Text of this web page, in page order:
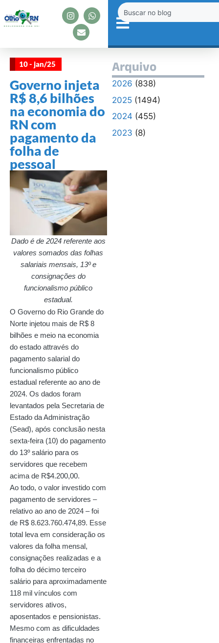
10 - jan/25
Governo injeta
R$ 8,6 bilhões
na economia do
RN com
pagamento da
folha de
pessoal
Dado é de 2024 referente aos
valores somados das folhas
salariais mensais, 13º e
consignações do
funcionalismo público
estadual.
O Governo do Rio Grande do
Norte injetou mais de R$ 8
bilhões e meio na economia
do estado attravés do
pagamento salarial do
funcionalismo público
estadual referente ao ano de
2024. Os dados foram
levantados pela Secretaria de
Estado da Administração
(Sead), após conclusão nesta
sexta-feira (10) do pagamento
do 13º salário para os
servidores que recebem
acima de R$4.200,00.
Ao todo, o valor investido com
pagamento de servidores –
relativo ao ano de 2024 – foi
de R$ 8.623.760.474,89. Esse
total leva em consideração os
valores da folha mensal,
consignações realizadas e a
folha do décimo terceiro
salário para aproximadamente
118 mil vínculos com
servidores ativos,
aposentados e pensionistas.
Mesmo com as dificuldades
financeiras enfrentadas no
Arquivo
2026 (838)
2025(1494)
2024 (455)
2023 (8)